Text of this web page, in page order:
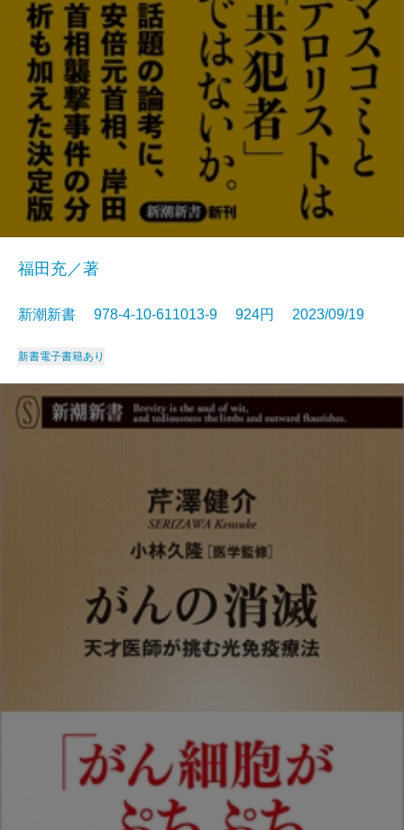
福田充／著
新潮新書 978-4-10-611013-9 924円 2023/09/19
新書電子書籍あり